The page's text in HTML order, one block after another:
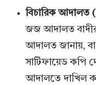
বিচারিক
জজ আদালত বাদীর
আদালত জানায়,
সার্টিফায়েড কপি
আদালতে দাখিল